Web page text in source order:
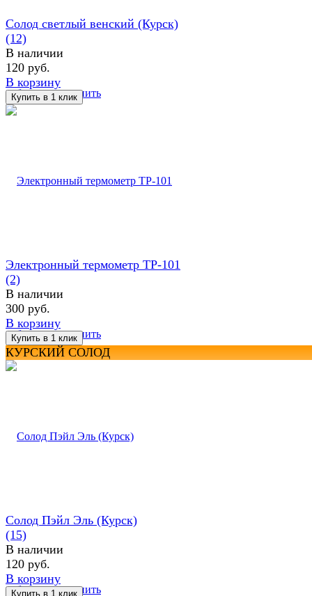
избранное сравнить
Солод светлый венский (Курск)
(12)
В наличии
120 руб.
В корзину
избранное сравнить
Электронный термометр TP-101
(2)
В наличии
300 руб.
В корзину
КУРСКИЙ СОЛОД
избранное сравнить
Солод Пэйл Эль (Курск)
(15)
В наличии
120 руб.
В корзину